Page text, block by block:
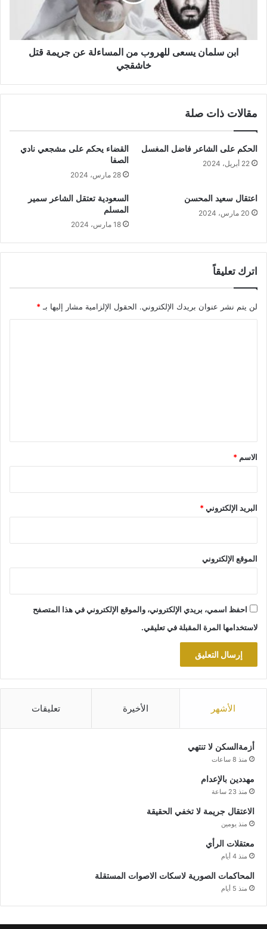
ابن سلمان يسعى للهروب من المساءلة عن جريمة قتل
خاشقجي
مقالات ذات صلة
الحكم على الشاعر فاضل المغسل
22 أبريل، 2024
القضاء يحكم على مشجعي نادي
الصفا
28 مارس، 2024
اعتقال سعيد المحسن
20 مارس، 2024
السعودية تعتقل الشاعر سمير
المسلم
18 مارس، 2024
اترك تعليقاً
لن يتم نشر عنوان بريدك الإلكتروني. الحقول الإلزامية مشار إليها بـ*
*
الاسم *
البريد الإلكتروني*
الموقع الإلكتروني
احفظ اسمي، بريدي الإلكتروني، والموقع الإلكتروني في هذا المتصفح
لاستخدامها المرة المقبلة في تعليقي.
الأشهر الأخيرة تعليقات
أزمةالسكن لا تنتهي
منذ 8 ساعات
مهددين بالإعدام
منذ 23 ساعة
الاعتقال جريمة لا تخفي الحقيقة
منذ يومين
معتقلات الرأي
منذ 4 أيام
المحاكمات الصورية لاسكات الاصوات المستقلة
منذ 5 أيام